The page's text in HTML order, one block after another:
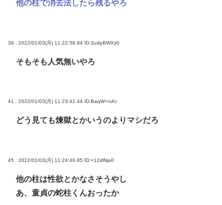
他の柱で消去法したら残るやろ
39 : 2022/01/03(月) 11:22:58.94 ID:3udpBWXz0
そもそも人気無いやろ
41 : 2022/01/03(月) 11:23:42.44 ID:BaqW+/uKr
どう見ても煉獄とかいうのよりマシだろ
45 : 2022/01/03(月) 11:24:40.85 ID:+12dlNja0
他の柱は性欲とかなさそうやし
あ、童貞の蛇柱くんおったか